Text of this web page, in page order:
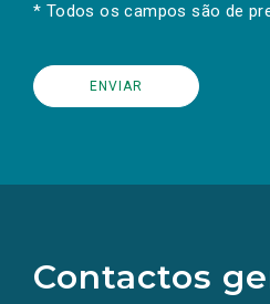
* Todos os campos são de
Contactos
redes
sociais